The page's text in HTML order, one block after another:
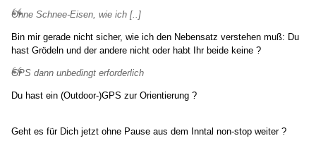
Ohne Schnee-Eisen, wie ich [..]
Bin mir gerade nicht sicher, wie ich den Nebensatz verstehen muß: Du
hast Grödeln und der andere nicht oder habt Ihr beide keine ?
GPS dann unbedingt erforderlich
Du hast ein (Outdoor-)GPS zur Orientierung ?
Geht es für Dich jetzt ohne Pause aus dem Inntal non-stop weiter ?